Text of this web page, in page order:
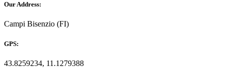
Our Address:
Campi Bisenzio (FI)
GPS:
43.8259234, 11.1279388